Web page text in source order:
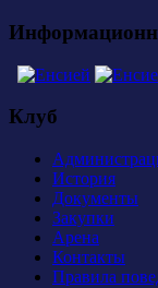
Клуб
История
Документы
Закупки
Арена
Контакты
Правила